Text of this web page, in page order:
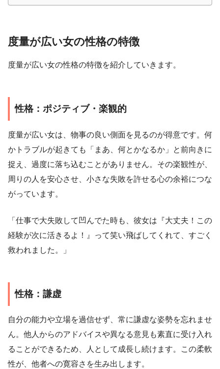
度量が広い女の性格の特徴
度量が広い女の性格の特徴を紹介していきます。
性格：ポジティブ・楽観的
度量が広い女は、物事の良い側面を見るのが得意です。何
かトラブルが起きても「まあ、何とかなるか」と前向きに
捉え、過度に落ち込むことがありません。その楽観性が、
周りの人を安心させ、小さな失敗を許せる心の余裕につな
がっています。
「仕事で大失敗して凹んでた時も、彼女は『大丈夫！この
経験が次に活きるよ！』って笑い飛ばしてくれて、すごく
救われました。」
性格：謙虚
自分の能力や立場を過信せず、常に謙虚な姿勢を忘れませ
ん。他人からのアドバイスや異なる意見も素直に受け入れ
ることができるため、人として成長し続けます。この柔軟
性が、他者への寛容さを生み出します。